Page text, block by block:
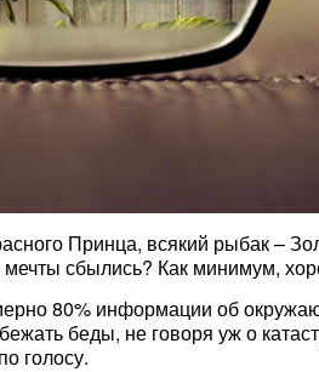
Принца, всякий рыбак –
мечты сбылись? Как минимум,
80% информации об
беды, не говоря уж о
голосу.